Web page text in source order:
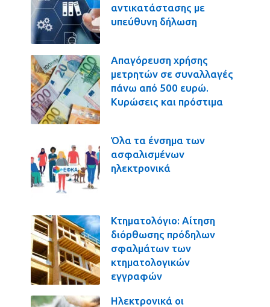
αντικατάστασης με
υπεύθυνη δήλωση
Απαγόρευση χρήσης
μετρητών σε συναλλαγές
πάνω από 500 ευρώ.
Κυρώσεις και πρόστιμα
Όλα τα ένσημα των
ασφαλισμένων
ηλεκτρονικά
Κτηματολόγιο: Αίτηση
διόρθωσης πρόδηλων
σφαλμάτων των
κτηματολογικών
εγγραφών
Ηλεκτρονικά οι